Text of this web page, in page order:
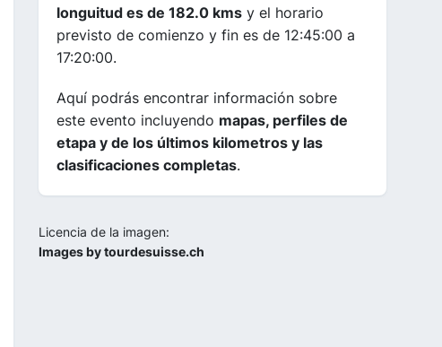
longuitud es de 182.0 kms y el horario
previsto de comienzo y fin es de 12:45:00 a
17:20:00.
Aquí podrás encontrar información sobre
este evento incluyendo mapas, perfiles de
etapa y de los últimos kilometros y las
clasificaciones completas.
Licencia de la imagen:
Images by tourdesuisse.ch